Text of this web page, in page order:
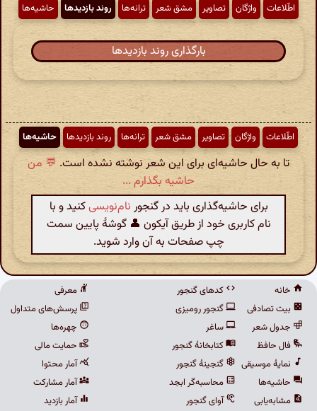
اطّلاعات واژگان تصاویر مشق شعر ترانه‌ها روند بازدیدها حاشیه‌ها
بارگذاری روند بازدیدها
اطّلاعات واژگان تصاویر مشق شعر ترانه‌ها روند بازدیدها حاشیه‌ها
تا به حال حاشیه‌ای برای این شعر نوشته نشده است. 💬 من
حاشیه بگذارم ...
برای حاشیه‌گذاری باید در گنجور نام‌نویسیکنید و با
نام کاربری خود از طریق آیکون 👤 گوشهٔ پایین سمت
چپ صفحات به آن وارد شوید.
خانه
بیت تصادفی
جدول شعر
فال حافظ
نمایهٔ موسیقی
حاشیه‌ها
مشابه‌یابی
کدهای گنجور
گنجور رومیزی
ساغر
کتابخانهٔ گنجور
گنجینهٔ گنجور
محاسبه‌گر ابجد
آوای گنجور
معرفی
پرسش‌های متداول
چهره‌ها
حمایت مالی
آمار محتوا
آمار مشارکت
آمار بازدید